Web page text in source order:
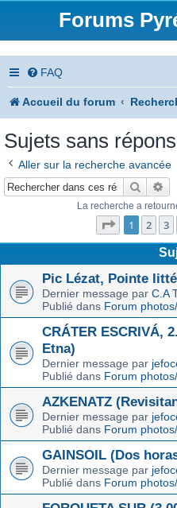
Forums
FAQ
Accueil du forum
Sujets sans
Aller sur la recherche avancée
La recherche a
Page 1sur20
1 2 3
Pic Lézat, Pointe
Dernier message par C.A
Publié dans Forum
CRÁTER ESCRIVÁ,
Etna)
Dernier message par
Publié dans Forum
AZKENATZ
Dernier message par
Publié dans Forum
GAINSOIL (Dos
Dernier message par
Publié dans Forum